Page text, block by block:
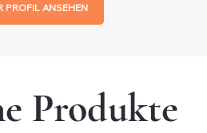
PROFIL ANSEHEN
Produkte